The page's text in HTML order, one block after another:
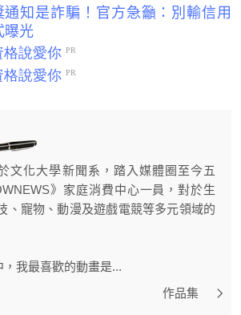
通知是詐騙！官方急籲：別輸信用
光
文化大學新聞系，踏入媒體圈至今五
》家庭消費中心一員，對於生
、寵物、動漫及遊戲電競等多元領域的
我最喜歡的動畫是...
作品集